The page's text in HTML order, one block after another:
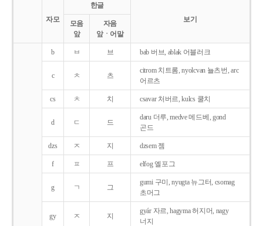
자모
한글
보기
모음
앞
자음
앞ㆍ어말
b ㅂ 브 bab 버브, ablak 어블러크
c ㅊ 츠
citrom 치트롬, nyolcvan 뇰츠번, arc
어르츠
cs ㅊ 치 csavar 처버르, kulcs 쿨치
d ㄷ 드
daru 더루, medve 메드베, gond
곤드
dzs ㅈ 지 dzsem 젬
f ㅍ 프 elfog 엘포그
g ㄱ 그
gumi 구미, nyugta 뉴그터, csomag
초머그
gy ㅈ 지
gyár 자르, hagyma 허지머, nagy
너지